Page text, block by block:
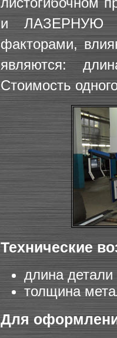
и ЛАЗЕРНУЮ
факторами,
являются:
Стоимость
Технические
длина
толщина
Для